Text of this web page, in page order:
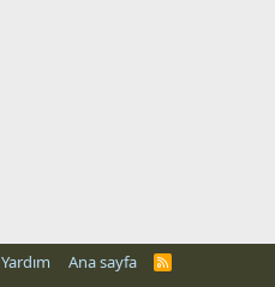
Yardım Ana sayfa
R